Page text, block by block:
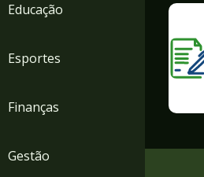
Educação
Esportes
Finanças
Gestão